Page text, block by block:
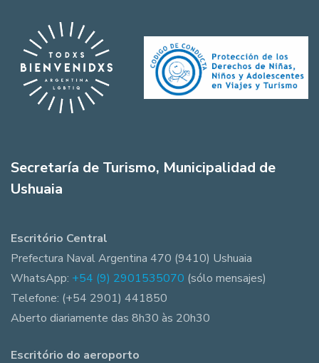
Secretaría de Turismo, Municipalidad de
Ushuaia
Escritório Central
Prefectura Naval Argentina 470 (9410) Ushuaia
WhatsApp: +54 (9) 2901535070 (sólo mensajes)
Telefone: (+54 2901) 441850
Aberto diariamente das 8h30 às 20h30
Escritório do aeroporto